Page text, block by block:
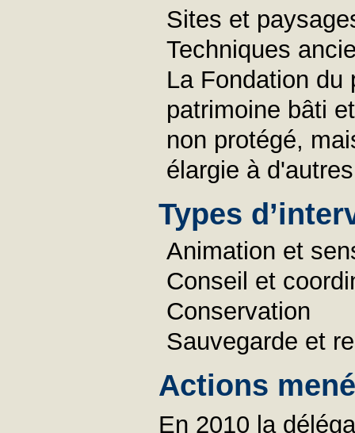
Sites et
Techniques
La Fondation du
patrimoine bâti
non protégé,
élargie à
Types
Animation et
Conseil et
Conservation
Sauvegarde et
Actions
En 2010 la